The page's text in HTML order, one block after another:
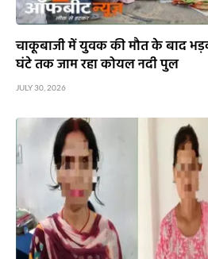
चाकूबाजी में युवक की मौत के बाद
घंटे तक जाम रहा कोयल नदी पुल
JULY 30, 2026